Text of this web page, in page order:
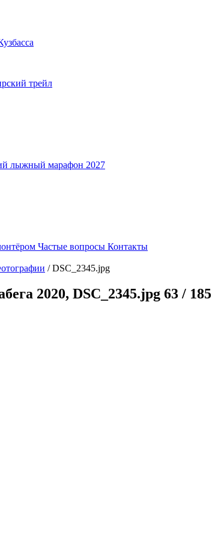
трейл
лыжный марафон 2027
Частые вопросы Контакты
/DSC_2345.jpg
2020, DSC_2345.jpg 63 / 185